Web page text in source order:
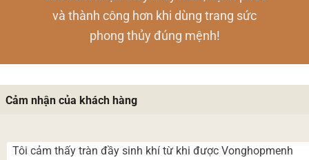
và thành công hơn khi dùng trang sức
phong thủy đúng mệnh!
Cảm nhận của khách hàng
Tôi cảm thấy tràn đầy sinh khí từ khi được Vonghopmenh